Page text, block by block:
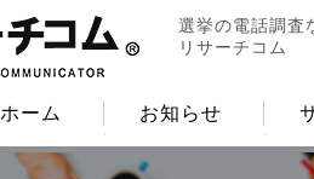
選挙の電話調査
リサーチコム
ホーム お知らせ